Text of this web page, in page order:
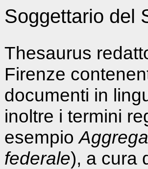
Soggettario del
Thesaurus
Firenze
documenti in
inoltre i termini
esempio
federale), a cura